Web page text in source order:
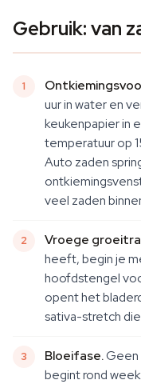
Gebruik: van
uur in water en
keukenpapier in
temperatuur op
Auto zaden
veel zaden
Vroege
heeft, begin je
hoofdstengel
opent het
sativa-stretch
Bloeifase.Geen
begint rond